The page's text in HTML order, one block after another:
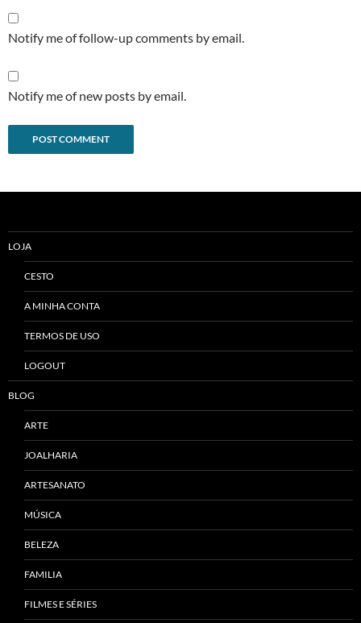
Notify me of follow-up comments by email.
Notify me of new posts by email.
LOJA
CESTO
A MINHA CONTA
TERMOS DE USO
LOGOUT
BLOG
ARTE
JOALHARIA
ARTESANATO
MÚSICA
BELEZA
FAMILIA
FILMES E SÉRIES